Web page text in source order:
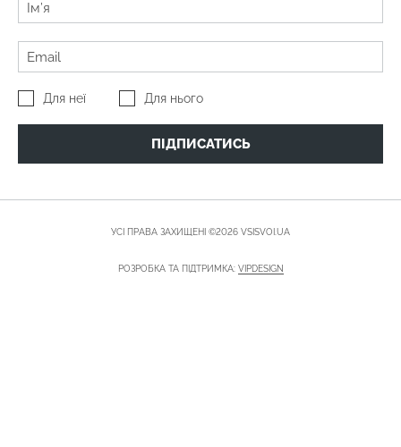
Для неї Для нього
ПІДПИСАТИСЬ
УСІ ПРАВА ЗАХИЩЕНІ ©2026 VSISVOI.UA
РОЗРОБКА ТА ПІДТРИМКА: VIPDESIGN